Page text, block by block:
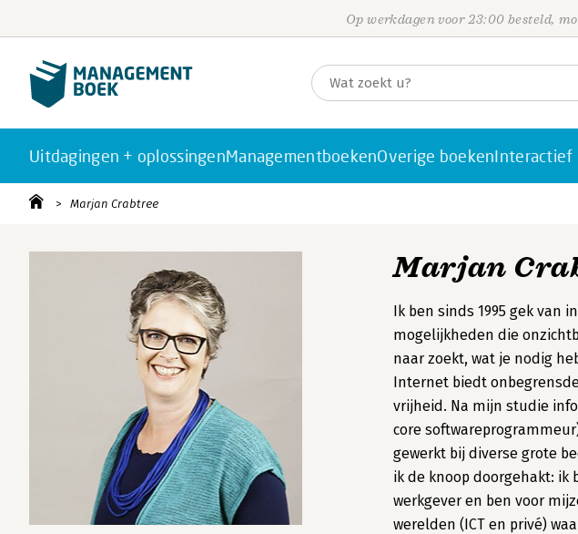
Op werkdagen voor 23:00 besteld,
Uitdagingen + oplossingenManagementboekenOverige boekenInteractief
Marjan Crabtree
Marjan
Ik ben sinds 1995 gek van
mogelijkheden die
naar zoekt, wat je nodig
Internet biedt
vrijheid. Na mijn studie
core
gewerkt bij diverse grote
ik de knoop doorgehakt: ik
werkgever en ben voor
werelden (ICT en privé)